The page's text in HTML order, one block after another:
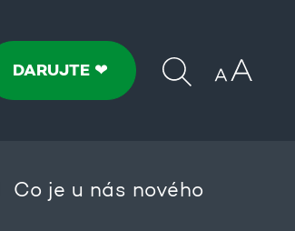
DARUJTE ❤
Co je u nás nového